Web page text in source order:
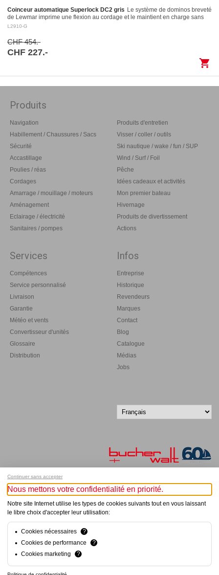
Coinceur automatique Superlock DC2 gris Le système de dominos breveté
de Lewmar imprime une flexion au cordage et le maintient en charge sans
l’endommager Largage contrôlé: le levier…
L2910-G
CHF 454.-
CHF 227.-
shopping_cart
Produits
Navigation
Habillement / Chaussures / Sacs
Sécurité
Accastillage
Poulies / réas
Cordages
Amarrage / mouillage / moteurs
Aménagement
Eclairage / électricité
Sanitaires / pompes
Produits d'entretien
Visser / coller / outils
Ski nautique / wake / fun / SUP
Wind / Surf / Foil
Pêche
Idées cadeaux et activités
Mon premier bateau
Hivernage
Produits de divertissement
Actions
Services
Compétences
Service personnalisé
Livraison
Garantie
Météo et vents
Convertisseur d'unités
Glossaire
Distribution
Infos
Entreprise
Historique
Revendeurs
Marques
Contact
Blog
Catalogue
Médias
Jobs
Inscrivez-vous à notre newsletter !
Tous droits réservés - Informations non contractuelles
hsolutions.ch
Continuer sans accepter
Nous mettons votre confidentialité en priorité.
Notre site Internet utilise les types de cookies suivants tout en vous laissant
le libre choix d'accepter leur utilisation:
Cookies nécessaires
?
Cookies de performance
?
Cookies marketing
?